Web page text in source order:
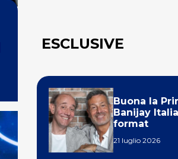
ESCLUSIVE
Buona la
Banijay
format
21 luglio 2026